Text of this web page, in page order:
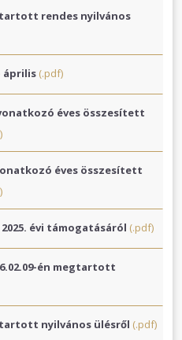
rendes nyilvános
április (.pdf)
éves összesített
éves összesített
évi támogatásáról (.pdf)
én megtartott
nyilvános ülésről (.pdf)